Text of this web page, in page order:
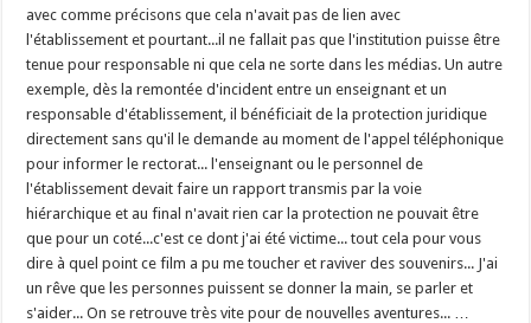
avec comme précisons que cela n'avait pas de lien avec
l'établissement et pourtant...il ne fallait pas que l'institution puisse être
tenue pour responsable ni que cela ne sorte dans les médias. Un autre
exemple, dès la remontée d'incident entre un enseignant et un
responsable d'établissement, il bénéficiait de la protection juridique
directement sans qu'il le demande au moment de l'appel téléphonique
pour informer le rectorat... l'enseignant ou le personnel de
l'établissement devait faire un rapport transmis par la voie
hiérarchique et au final n'avait rien car la protection ne pouvait être
que pour un coté...c'est ce dont j'ai été victime... tout cela pour vous
dire à quel point ce film a pu me toucher et raviver des souvenirs... J'ai
un rêve que les personnes puissent se donner la main, se parler et
s'aider... On se retrouve très vite pour de nouvelles aventures... …